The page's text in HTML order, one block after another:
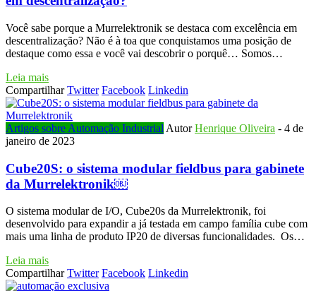
Você sabe porque a Murrelektronik se destaca com excelência em
descentralização? Não é à toa que conquistamos uma posição de
destaque como essa e você vai descobrir o porquê… Somos…
Leia mais
Compartilhar Twitter Facebook Linkedin
Artigos sobre Automação Industrial AutorHenrique Oliveira - 4 de
janeiro de 2023
Cube20S: o sistema modular fieldbus para gabinete
da Murrelektronik￼
O sistema modular de I/O, Cube20s da Murrelektronik, foi
desenvolvido para expandir a já testada em campo família cube com
mais uma linha de produto IP20 de diversas funcionalidades. Os…
Leia mais
Compartilhar Twitter Facebook Linkedin